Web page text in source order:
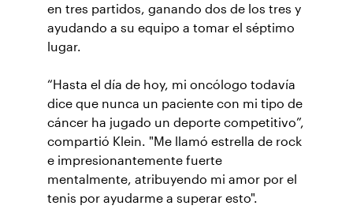
en tres partidos, ganando dos de los tres y
ayudando a su equipo a tomar el séptimo
lugar.
“Hasta el día de hoy, mi oncólogo todavía
dice que nunca un paciente con mi tipo de
cáncer ha jugado un deporte competitivo”,
compartió Klein. "Me llamó estrella de rock
e impresionantemente fuerte
mentalmente, atribuyendo mi amor por el
tenis por ayudarme a superar esto".